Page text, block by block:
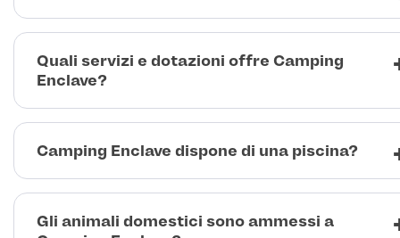
Quali servizi e dotazioni offre Camping
Enclave?
Camping Enclave dispone di una piscina?
Gli animali domestici sono ammessi a